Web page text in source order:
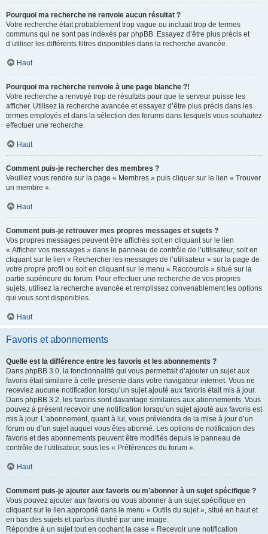
Pourquoi ma recherche ne renvoie aucun résultat ?
Votre recherche était probablement trop vague ou incluait trop de termes
communs qui ne sont pas indexés par phpBB. Essayez d’être plus précis et
d’utiliser les différents filtres disponibles dans la recherche avancée.
Haut
Pourquoi ma recherche renvoie à une page blanche ?!
Votre recherche a renvoyé trop de résultats pour que le serveur puisse les
afficher. Utilisez la recherche avancée et essayez d’être plus précis dans les
termes employés et dans la sélection des forums dans lesquels vous souhaitez
effectuer une recherche.
Haut
Comment puis-je rechercher des membres ?
Veuillez vous rendre sur la page « Membres » puis cliquer sur le lien « Trouver
un membre ».
Haut
Comment puis-je retrouver mes propres messages et sujets ?
Vos propres messages peuvent être affichés soit en cliquant sur le lien
« Afficher vos messages » dans le panneau de contrôle de l’utilisateur, soit en
cliquant sur le lien « Rechercher les messages de l’utilisateur » sur la page de
votre propre profil ou soit en cliquant sur le menu « Raccourcis » situé sur la
partie supérieure du forum. Pour effectuer une recherche de vos propres
sujets, utilisez la recherche avancée et remplissez convenablement les options
qui vous sont disponibles.
Haut
Favoris et abonnements
Quelle est la différence entre les favoris et les abonnements ?
Dans phpBB 3.0, la fonctionnalité qui vous permettait d’ajouter un sujet aux
favoris était similaire à celle présente dans votre navigateur internet. Vous ne
receviez aucune notification lorsqu’un sujet ajouté aux favoris était mis à jour.
Dans phpBB 3.2, les favoris sont davantage similaires aux abonnements. Vous
pouvez à présent recevoir une notification lorsqu’un sujet ajouté aux favoris est
mis à jour. L’abonnement, quant à lui, vous préviendra de la mise à jour d’un
forum ou d’un sujet auquel vous êtes abonné. Les options de notification des
favoris et des abonnements peuvent être modifiés depuis le panneau de
contrôle de l’utilisateur, sous les « Préférences du forum ».
Haut
Comment puis-je ajouter aux favoris ou m’abonner à un sujet spécifique ?
Vous pouvez ajouter aux favoris ou vous abonner à un sujet spécifique en
cliquant sur le lien approprié dans le menu « Outils du sujet », situé en haut et
en bas des sujets et parfois illustré par une image.
Répondre à un sujet tout en cochant la case « Recevoir une notification